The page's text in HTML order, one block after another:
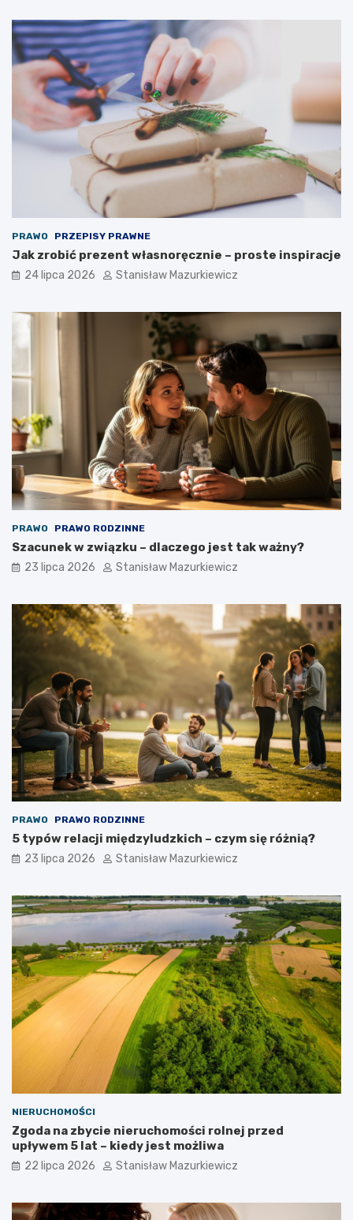
PRAWO PRZEPISY PRAWNE
Jak zrobić prezent własnoręcznie – proste inspiracje
24 lipca 2026 Stanisław Mazurkiewicz
PRAWO PRAWO RODZINNE
Szacunek w związku – dlaczego jest tak ważny?
23 lipca 2026 Stanisław Mazurkiewicz
PRAWO PRAWO RODZINNE
5 typów relacji międzyludzkich – czym się różnią?
23 lipca 2026 Stanisław Mazurkiewicz
NIERUCHOMOŚCI
Zgoda na zbycie nieruchomości rolnej przed
upływem 5 lat – kiedy jest możliwa
22 lipca 2026 Stanisław Mazurkiewicz